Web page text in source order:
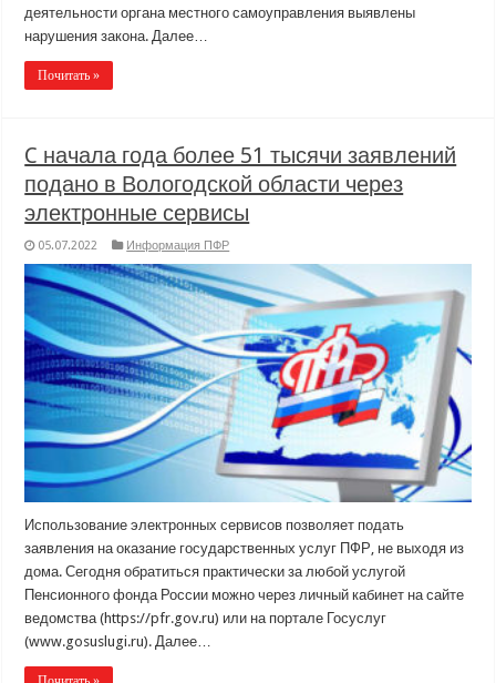
деятельности органа местного самоуправления выявлены
нарушения закона. Далее…
Почитать »
C начала года более 51 тысячи заявлений
подано в Вологодской области через
электронные сервисы
05.07.2022 Информация ПФР
Использование электронных сервисов позволяет подать
заявления на оказание государственных услуг ПФР, не выходя из
дома. Сегодня обратиться практически за любой услугой
Пенсионного фонда России можно через личный кабинет на сайте
ведомства (https://pfr.gov.ru) или на портале Госуслуг
(www.gosuslugi.ru). Далее…